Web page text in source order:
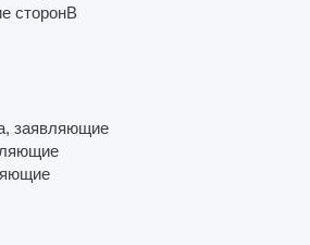
сторонВ
заявляющие